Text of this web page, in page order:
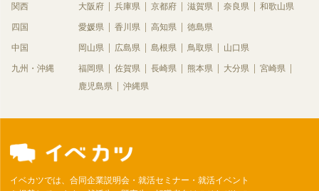
関西 大阪府 兵庫県 京都府 滋賀県 奈良県 和歌山県
四国 愛媛県 香川県 高知県 徳島県
中国 岡山県 広島県 島根県 鳥取県 山口県
九州・沖縄 福岡県 佐賀県 長崎県 熊本県 大分県
宮崎県
鹿児島県
沖縄県
イベカツでは、合同企業説明会・就活セミナー・就活イベント